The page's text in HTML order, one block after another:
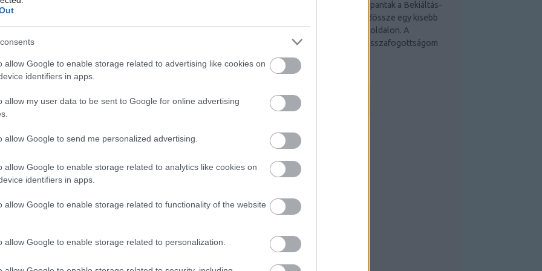
allow Google to enable storage related to advertising like cookies on
identifiers in apps.
allow my user data to be sent to Google for online advertising
allow Google to send me personalized advertising.
allow Google to enable storage related to analytics like cookies on
identifiers in apps.
allow Google to enable storage related to functionality of the website
allow Google to enable storage related to personalization.
1)
)
elsajátítását, az érzelmi intelligencia
önfejlesztés célja,hogy az egyén felfedezze
és kiaknázza saját potenciálját, javítsa
környezetét. De vajon miért is olyan fontos ez
számunkra?
1. Önismeret: Az önfejlesztés elsődleges
tehetünk szert. Megismerve saját
döntéseket hozni életünk minden területén.
Júniustól igencsak megcsappantak a Bekiáltás-
bejegyzések. Júliusban mindössze egy kisebb
bejegyzést helyeztem el az oldalon. A
hallgatásnak is nevezhető visszafogottságom
oka:
bekialtas.blog.hu
FEEDEK
bejegyzések